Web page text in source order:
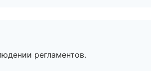
регламентов.